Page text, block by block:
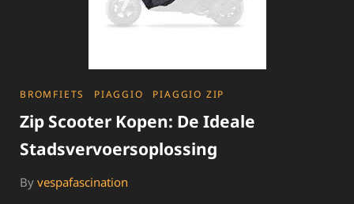
CATEGORIES
BROMFIETS PIAGGIO PIAGGIO ZIP
Zip Scooter Kopen: De Ideale
Stadsvervoersoplossing
By vespafascination